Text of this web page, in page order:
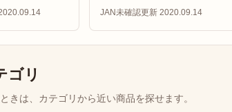
JAN未確認更新 2020.09.14
ゴリ
きは、カテゴリから近い商品を探せます。